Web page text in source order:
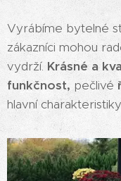
Vyrábíme bytelné
zákazníci mohou
vydrží. Krásné a
funkčnost, pečlivé
hlavní